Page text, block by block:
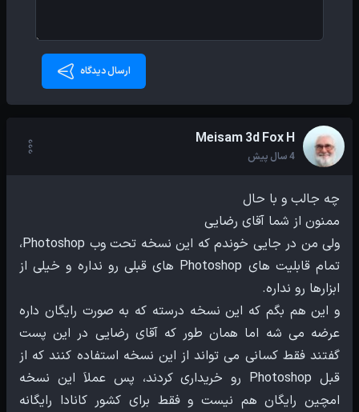
ارسال دیدگاه
Meisam 3d Fox H
4 سال پیش
ولی من در جایی خوندم که این نسخه تحت وب Photoshop،
تمام قابلیت های Photoshop های قبلی رو نداره و خیلی از
و این هم بگم که این نسخه درسته که به صورت رایگان داره
عرضه می شه اما همان طور که آقای رضایی در این پست
گفتند فقط کسانی می تواند از این نسخه استفاده کنند که از
قبل Photoshop رو خریداری کردند، پس عملاَ این نسخه
امچین رایگان هم نیست و فقط برای کشور کانادا رایگانه